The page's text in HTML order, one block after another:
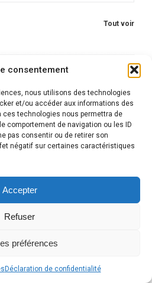
consentement
nous utilisons des technologies
et/ou accéder aux informations des
ces technologies nous permettra de
comportement de navigation ou les ID
pas consentir ou de retirer son
négatif sur certaines caractéristiques
Accepter
Refuser
préférences
Déclaration de confidentialité
Tout voir
de marques